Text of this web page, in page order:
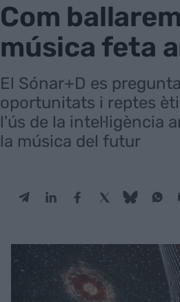
Com
música feta
El Sónar+D es
oportunitats i reptes
l'ús de la intel·ligència
la música del futur